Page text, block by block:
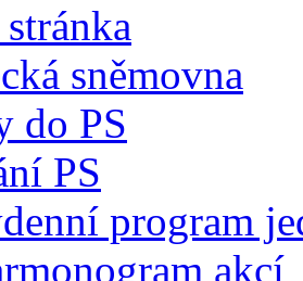
sněmovna
do PS
PS
program
akcí